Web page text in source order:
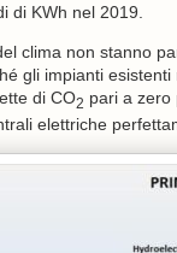
di KWh nel 2019.
clima non stanno
gli impianti
di CO2 pari a zero
elettriche